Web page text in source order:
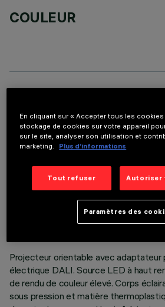
COULEUR
DONNÉES
Projecteur orientable avec adaptateur
électrique DALI. Source LED à haut
de rendu de couleur élevé. Corps
sous pression et matière
En cliquant sur « Accepter tous les
stockage de cookies sur votre appareil
sur le site, analyser son utilisation et
marketing.
Plus d’informations
Tout refuser Autoriser
Paramètres des